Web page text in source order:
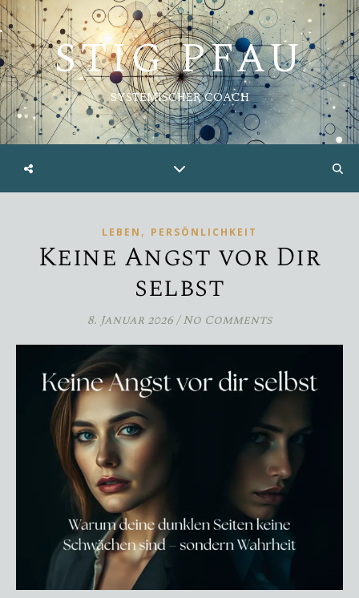
STIG PFAU
SYSTEMISCHER COACH
LEBEN , PERSÖNLICHKEIT
Keine Angst vor Dir
selbst
8. Januar 2026/ No Comments